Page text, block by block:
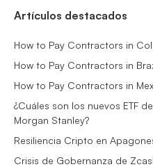
Artículos destacados
How to Pay Contractors in
How to Pay Contractors in
How to Pay Contractors in
¿Cuáles son los nuevos ETF
Morgan Stanley?
Resiliencia Cripto en
Crisis de Gobernanza de